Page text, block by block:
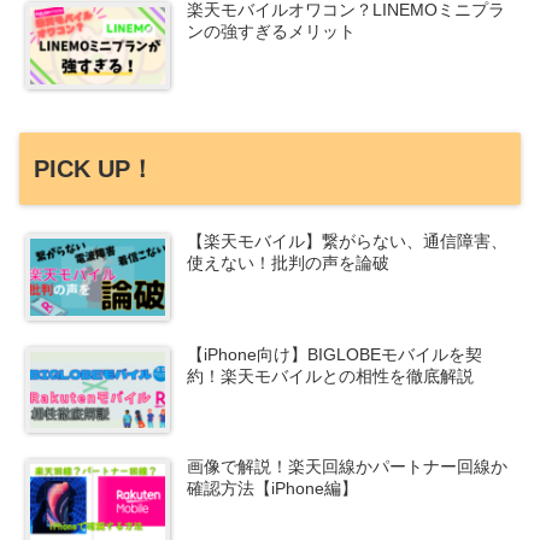
楽天モバイルオワコン？LINEMOミニプラ
ンの強すぎるメリット
PICK UP！
【楽天モバイル】繋がらない、通信障害、
使えない！批判の声を論破
【iPhone向け】BIGLOBEモバイルを契
約！楽天モバイルとの相性を徹底解説
画像で解説！楽天回線かパートナー回線か
確認方法【iPhone編】